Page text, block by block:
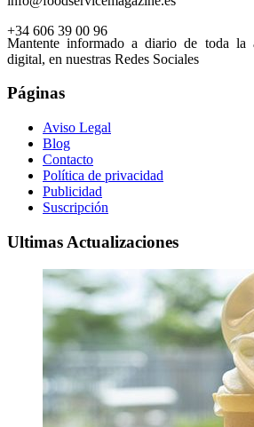
+34 606 39 00 96
Mantente informado a diario de toda la
digital, en nuestras Redes Sociales
Páginas
Aviso Legal
Blog
Contacto
Política de privacidad
Publicidad
Suscripción
Ultimas Actualizaciones